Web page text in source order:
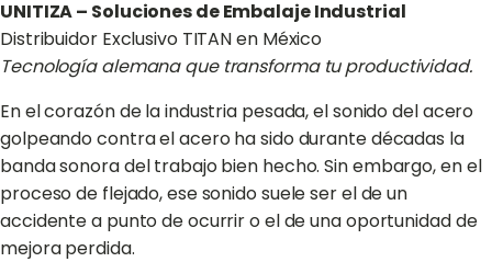
UNITIZA – Soluciones de Embalaje Industrial
Distribuidor Exclusivo TITAN en México
Tecnología alemana que transforma tu productividad.
En el corazón de la industria pesada, el sonido del acero
golpeando contra el acero ha sido durante décadas la
banda sonora del trabajo bien hecho. Sin embargo, en el
proceso de flejado, ese sonido suele ser el de un
accidente a punto de ocurrir o el de una oportunidad de
mejora perdida.